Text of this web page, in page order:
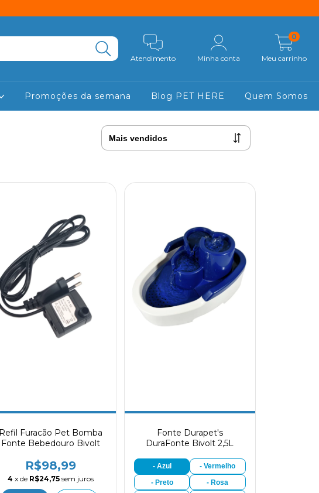
Atendimento Minha conta Meu carrinho
0
Promoções da semana Blog PET HERE Quem Somos
Refil Furacão Pet Bomba
Fonte Bebedouro Bivolt
R$98,99
4 x de R$24,75 sem juros
Fonte Durapet's
DuraFonte Bivolt 2,5L
- Azul
- Vermelho
- Preto
- Rosa